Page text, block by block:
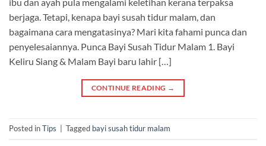
berjaga. Tetapi, kenapa bayi susah tidur malam, dan
bagaimana cara mengatasinya? Mari kita fahami punca dan
penyelesaiannya. Punca Bayi Susah Tidur Malam 1. Bayi
Keliru Siang & Malam Bayi baru lahir […]
CONTINUE READING →
Posted inTips Tagged bayi susah tidur malam